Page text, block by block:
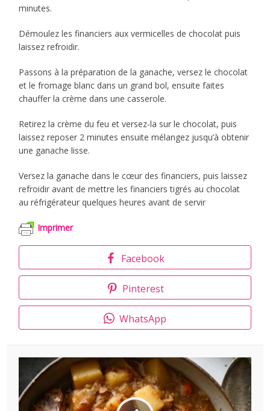
minutes.
Démoulez les financiers aux vermicelles de chocolat puis
laissez refroidir.
Passons à la préparation de la ganache, versez le chocolat
et le fromage blanc dans un grand bol, ensuite faites
chauffer la crème dans une casserole.
Retirez la crème du feu et versez-la sur le chocolat, puis
laissez reposer 2 minutes ensuite mélangez jusqu’à obtenir
une ganache lisse.
Versez la ganache dans le cœur des financiers, puis laissez
refroidir avant de mettre les financiers tigrés au chocolat
au réfrigérateur quelques heures avant de servir
Imprimer
Facebook
Pinterest
WhatsApp